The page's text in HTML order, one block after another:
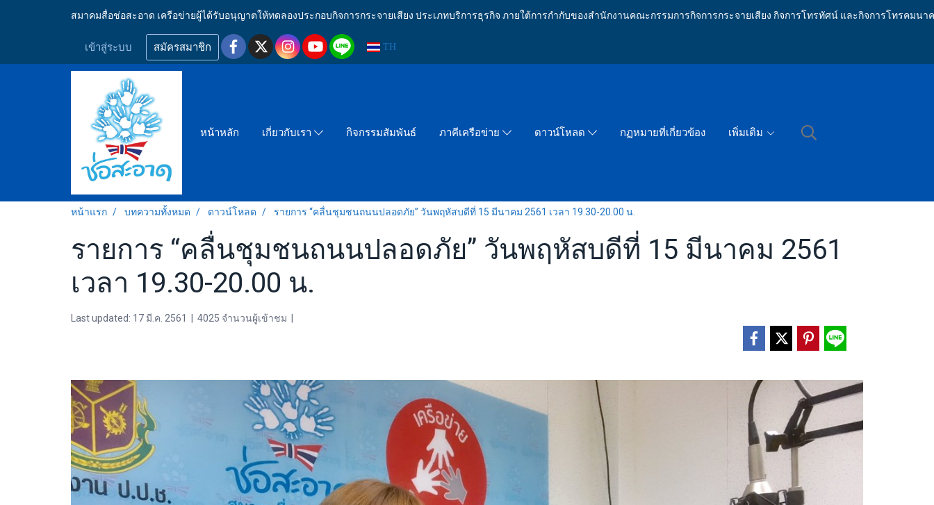
สมาคมสื่อช่อสะอาด เครือข่ายผู้ได้รับอนุญาตให้ทดลองประกอบกิจการกระจายเสียง ประเภทบริการธุรกิจ ภายใต้การกำกับของสำนักงานคณะกรรมการกิจการกระจายเสียง กิจการโทรทัศน์ และกิจการโทรคมนา
เข้าสู่ระบบ สมัครสมาชิก TH
หน้าหลัก เกี่ยวกับเรา กิจกรรมสัมพันธ์ ภาคีเครือข่าย ดาวน์โหลด กฏหมายที่เกี่ยวข้อง เพิ่มเติม
หน้าแรก บทความทั้งหมด ดาวน์โหลด รายการ “คลื่นชุมชนถนนปลอดภัย” วันพฤหัสบดีที่ 15 มีนาคม 2561 เวลา 19.30-20.00 น.
รายการ “คลื่นชุมชนถนนปลอดภัย” วันพฤหัสบดีที่ 15 มีนาคม 2561
เวลา 19.30-20.00 น.
Last updated: 17 มี.ค. 2561 4025 จำนวนผู้เข้าชม